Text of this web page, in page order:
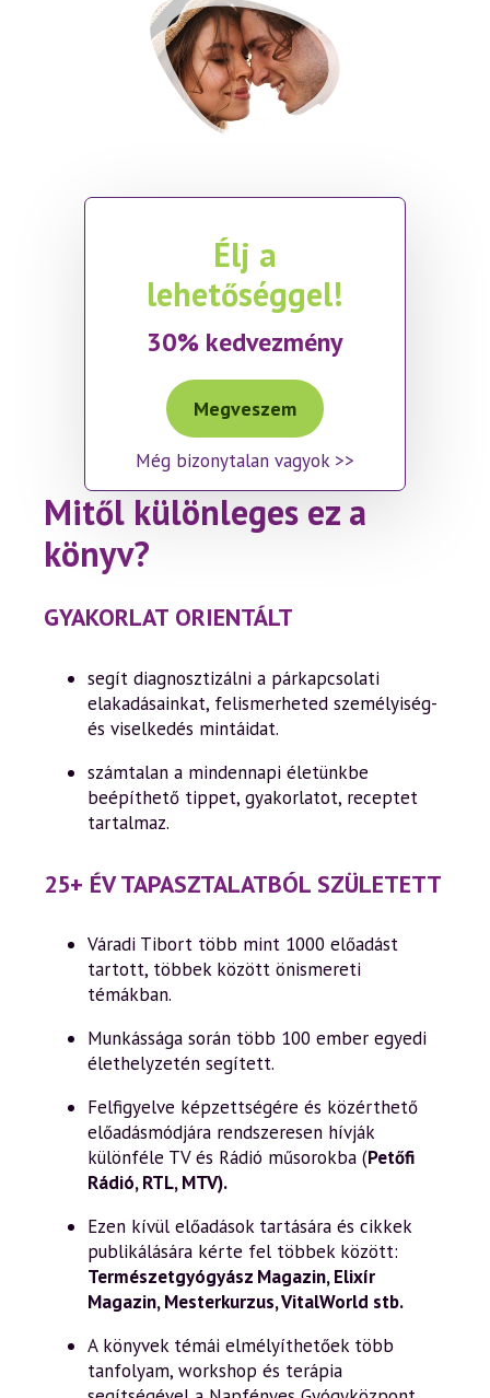
Mitől különleges ez a
könyv?
GYAKORLAT ORIENTÁLT
segít diagnosztizálni a párkapcsolati
elakadásainkat, felismerheted személyiség-
és viselkedés mintáidat.
számtalan a mindennapi életünkbe
beépíthető tippet, gyakorlatot, receptet
tartalmaz.
25+ ÉV TAPASZTALATBÓL SZÜLETETT
Váradi Tibort több mint 1000 előadást
tartott, többek között önismereti
témákban.
Munkássága során több 100 ember egyedi
élethelyzetén segített.
Felfigyelve képzettségére és közérthető
előadásmódjára rendszeresen hívják
különféle TV és Rádió műsorokba (Petőfi
Rádió, RTL, MTV).
Ezen kívül előadások tartására és cikkek
publikálására kérte fel többek között:
Természetgyógyász Magazin, Elixír
Magazin, Mesterkurzus, VitalWorld stb.
A könyvek témái elmélyíthetőek több
tanfolyam, workshop és terápia
Élj a
lehetőséggel!
30% kedvezmény
Megveszem
Még bizonytalan vagyok >>